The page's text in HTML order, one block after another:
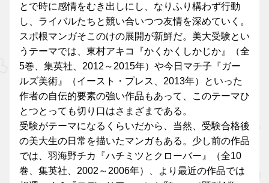
とで時に感情をむき出しにし、なりふり構わず行動
し、ライバルたちと競い合いつつ友情を深めていく。
スポ根マンガそこのけの展開が新鮮だ。美大受験とい
うテーマでは、東村アキコ『かくかくしかじか』（全
5巻、集英社、2012～2015年）や今日マチ子『ガー
ルズ美術』（イースト・プレス、2013年）といった
作者の自伝的要素の強い作品もあって、このテーマひ
とつとっても切り口はさまざまである。
受験がテーマになるくらいだから、当然、受験合格後
の美大生の日常を描いたマンガもある。少し前の作品
では、羽海野チカ『ハチミツとクローバー』（全10
巻、集英社、2002～2006年）、より最近の作品では